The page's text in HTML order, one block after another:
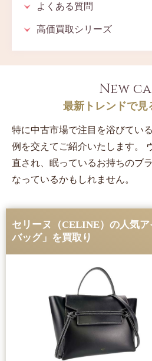
よくある質問
高価買取シリーズ
New
最新トレンドで見
特に中古市場で注目を浴びてい
例を交えてご紹介いたします。
直され、眠っているお持ちのブ
なっているかもしれません。
セリーヌ（CELINE）の人気ア
バッグ」を買取り